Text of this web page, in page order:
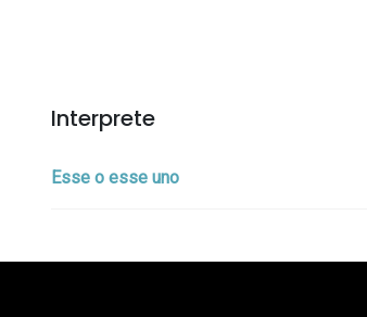
Interprete
Esse o esse uno